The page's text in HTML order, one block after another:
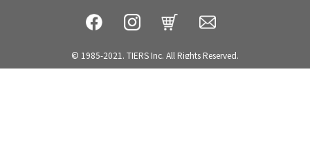
© 1985-2021. TIERS Inc. All Rights Reserved.